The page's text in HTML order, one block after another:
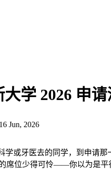
学 2026 申
16 Jun, 2026
学或牙医去的同学，到申请
席位少得可怜——你以为是平